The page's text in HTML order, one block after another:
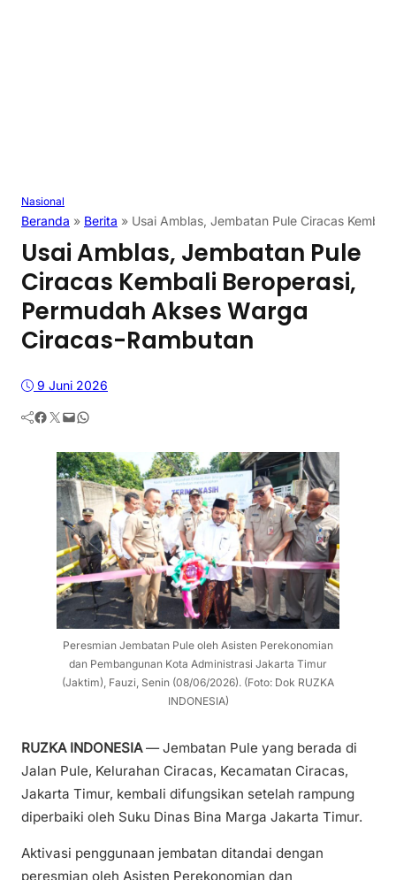
Nasional
Beranda » Berita » Usai Amblas, Jembatan Pule Ciracas
Usai Amblas, Jembatan Pule
Ciracas Kembali Beroperasi,
Permudah Akses Warga
Ciracas-Rambutan
9 Juni 2026
Facebook Twitter Mail WhatsApp
Peresmian Jembatan Pule oleh Asisten Perekonomian
dan Pembangunan Kota Administrasi Jakarta Timur
(Jaktim), Fauzi, Senin (08/06/2026). (Foto: Dok RUZKA
INDONESIA)
RUZKA INDONESIA— Jembatan Pule yang berada di
Jalan Pule, Kelurahan Ciracas, Kecamatan Ciracas,
Jakarta Timur, kembali difungsikan setelah rampung
diperbaiki oleh Suku Dinas Bina Marga Jakarta Timur.
Aktivasi penggunaan jembatan ditandai dengan
peresmian oleh Asisten Perekonomian dan